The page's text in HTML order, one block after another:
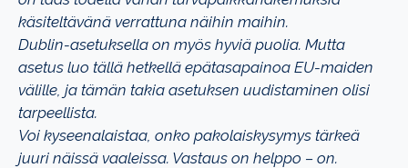
käsiteltävänä verrattuna näihin maihin.
Dublin-asetuksella on myös hyviä puolia. Mutta
asetus luo tällä hetkellä epätasapainoa EU-maiden
välille, ja tämän takia asetuksen uudistaminen olisi
tarpeellista.
Voi kyseenalaistaa, onko pakolaiskysymys tärkeä
juuri näissä vaaleissa. Vastaus on helppo – on.